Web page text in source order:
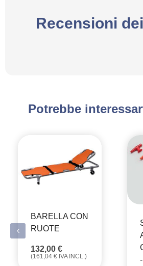
Recensioni
Potrebbe
BARELLA CON
RUOTE
132,00 €
(161,04 € IVA INCL.)